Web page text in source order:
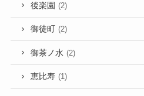
後楽園 (2)
御徒町 (2)
御茶ノ水 (2)
恵比寿 (1)